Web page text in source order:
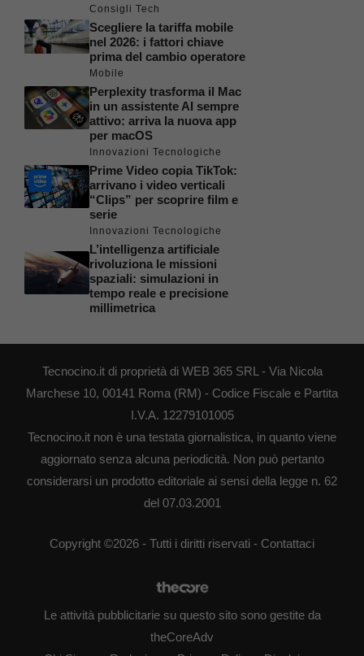
Consigli Tech
Scegliere la tariffa mobile
nel 2026: i fattori chiave
prima del cambio operatore
Mobile
Perplexity trasforma il Mac
in un assistente AI sempre
attivo: arriva la nuova app
per macOS
Innovazioni Tecnologiche
Prime Video copia TikTok:
arrivano i video verticali
“Clips” per scoprire film e
serie
Innovazioni Tecnologiche
L’intelligenza artificiale
rivoluziona le missioni
spaziali: simulazioni in
tempo reale e precisione
millimetrica
Tecnocino.it di proprietà di WEB 365 SRL - Via Nicola
Marchese 10, 00141 Roma (RM) - Codice Fiscale e Partita
I.V.A. 12279101005
Tecnocino.it non è una testata giornalistica, in quanto viene
aggiornato senza alcuna periodicità. Non può pertanto
considerarsi un prodotto editoriale ai sensi della legge n. 62
del 07.03.2001
Copyright ©2026 - Tutti i diritti riservati - Contattaci
Le attività pubblicitarie su questo sito sono gestite da
theCoreAdv